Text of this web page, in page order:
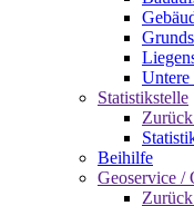
Untere
Statistikstelle
Beihilfe
Geoservice /